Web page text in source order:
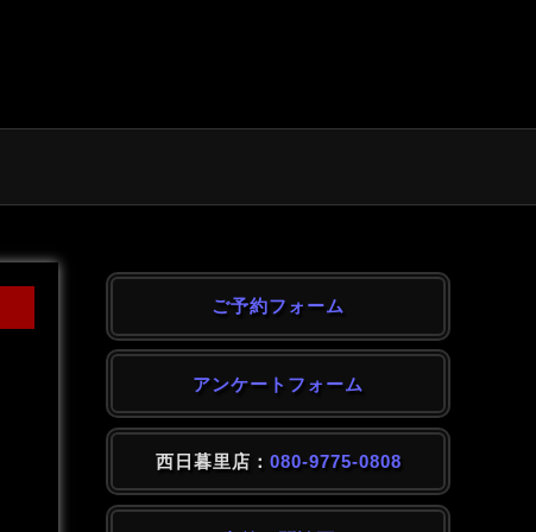
ご予約フォーム
アンケートフォーム
西日暮里店： 080-9775-0808